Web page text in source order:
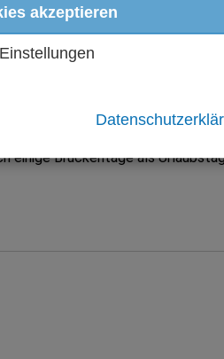
akzeptieren
der Freitag zum
immer auf einen
Feiertage, lange vorher bekannt
geschlossen. Auch bei den
einige Brückentage als